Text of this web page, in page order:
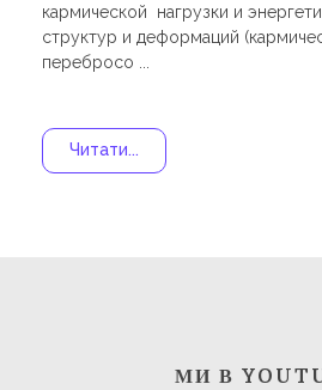
кармической нагрузки и
структур и деформаций
перебросо ...
Читати...
МИ В